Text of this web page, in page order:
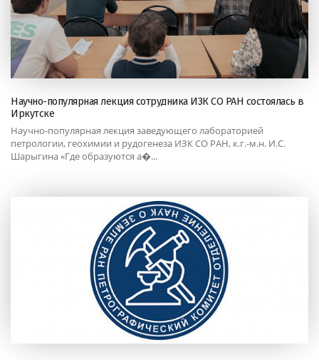
Научно-популярная лекция сотрудника ИЗК СО РАН состоялась в
Иркутске
Научно-популярная лекция заведующего лабораторией
петрологии, геохимии и рудогенеза ИЗК СО РАН, к.г.-м.н. И.С.
Шарыгина «Где образуются а�...